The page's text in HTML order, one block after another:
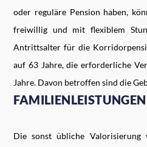
oder reguläre Pension haben,
freiwillig und mit flexiblem
Antrittsalter für die
auf 63 Jahre, die erforderliche
Jahre. Davon betroffen sind die
FAMILIENLEISTUNGEN
Die sonst übliche Valorisierung